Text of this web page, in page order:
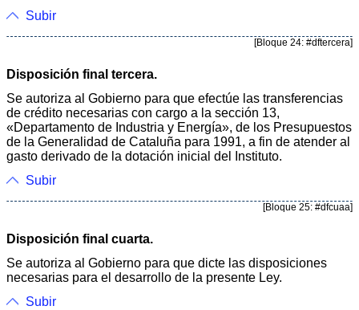
Subir
[Bloque 24: #dftercera]
Disposición final tercera.
Se autoriza al Gobierno para que efectúe las transferencias
de crédito necesarias con cargo a la sección 13,
«Departamento de Industria y Energía», de los Presupuestos
de la Generalidad de Cataluña para 1991, a fin de atender al
gasto derivado de la dotación inicial del Instituto.
Subir
[Bloque 25: #dfcuaa]
Disposición final cuarta.
Se autoriza al Gobierno para que dicte las disposiciones
necesarias para el desarrollo de la presente Ley.
Subir